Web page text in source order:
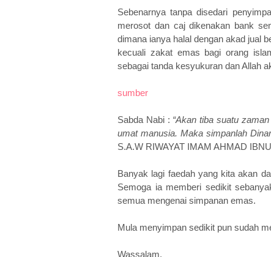
Sebenarnya tanpa disedari
merosot dan caj dikenakan bank
dimana ianya halal dengan akad jual
kecuali zakat emas bagi orang
sebagai tanda kesyukuran dan Allah
sumber
Sabda Nabi : “Akan tiba suatu
umat manusia. Maka simpanlah
S.A.W RIWAYAT IMAM AHMAD
Banyak lagi faedah yang kita akan
Semoga ia memberi sedikit
semua mengenai simpanan emas.
Mula menyimpan sedikit pun sudah
Wassalam.